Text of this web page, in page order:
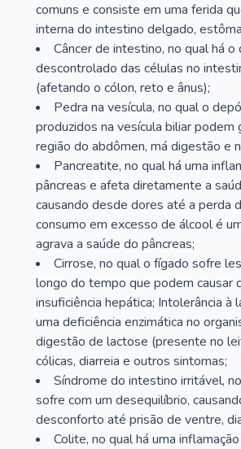
comuns e consiste em uma ferida
interna do intestino delgado,
Câncer de intestino, no qual há
descontrolado das células no
(afetando o cólon, reto e ânus);
Pedra na vesícula, no qual o
produzidos na vesícula biliar podem
região do abdômen, má digestão e
Pancreatite, no qual há uma
pâncreas e afeta diretamente a
causando desde dores até a perda
consumo em excesso de álcool é
agrava a saúde do pâncreas;
Cirrose, no qual o fígado sofre
longo do tempo que podem causar
insuficiência hepática; Intolerância à
uma deficiência enzimática no
digestão de lactose (presente no
cólicas, diarreia e outros sintomas;
Síndrome do intestino irritável,
sofre com um desequilíbrio,
desconforto até prisão de ventre,
Colite, no qual há uma